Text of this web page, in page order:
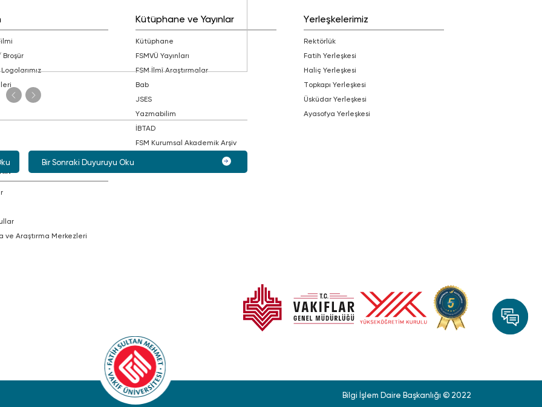
Bir Sonraki Duyuruyu Oku
Broşür
Logolarımız
Kütüphane ve Yayınlar
Kütüphane
FSMVÜ Yayınları
FSM İlmî Araştırmalar
bab
JSES
Yazmabilim
İBTAD
FSM Kurumsal Akademik Arşiv
Yerleşkelerimiz
Rektörlük
Fatih Yerleşkesi
Haliç Yerleşkesi
Topkapı Yerleşkesi
Üsküdar Yerleşkesi
Ayasofya Yerleşkesi
ve Araştırma Merkezleri
Bilgi İşlem Daire Başkanlığı © 2022